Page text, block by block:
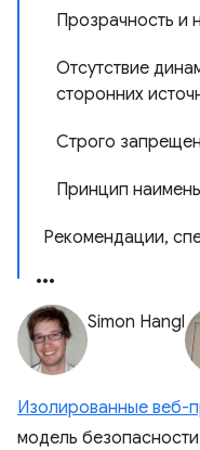
Прозрачность и
Отсутствие
сторонних
Строго
Принцип
Рекомендации,
Simon Hangl
Изолированные веб-
модель